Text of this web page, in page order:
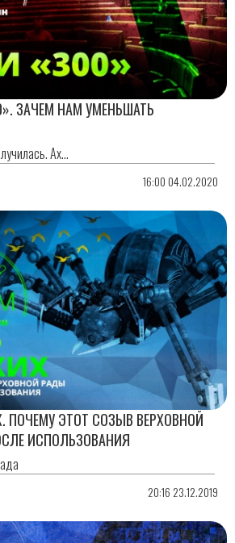
ЗАЧЕМ НАМ УМЕНЬШАТЬ
Ах…
16:00 04.02.2020
ПОЧЕМУ ЭТОТ СОЗЫВ ВЕРХОВНОЙ
ИСПОЛЬЗОВАНИЯ
20:16 23.12.2019